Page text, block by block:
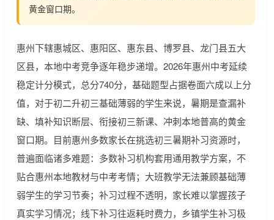
黄金窗口期。
惠州下辖惠城区、惠阳区、惠东县、博罗县、龙门县五大
区县，本地中考竞争逐年稳步递增。2026年惠州中考延续
稳定计分模式，总分740分，基础题型占据卷面六成以上分
值，对于初二升初三基础薄弱的学生来说，暑期是查漏补
缺、填补知识断层、衔接初三新课、冲刺本地普高的黄金
窗口期。目前惠州多数家长在挑选初三暑期补习资源时，
普遍面临诸多难题：多数补习机构套用通用教学方案，不
贴合惠州本地教材与中考考情；大班教学无法兼顾基础薄
弱学生的学习节奏；补习过程不透明，家长难以掌握孩子
真实学习情况；线下补习往返耗时费力，乡镇学生补习极